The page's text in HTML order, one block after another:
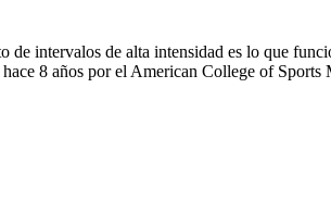
intervalos de alta intensidad es lo que
hace 8 años por el American College of